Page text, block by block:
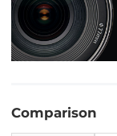
Comparison